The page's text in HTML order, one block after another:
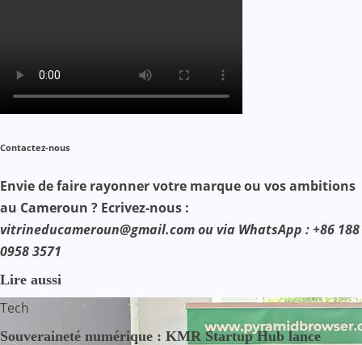
Contactez-nous
Envie de faire rayonner votre marque ou vos ambitions
au Cameroun ? Ecrivez-nous :
vitrineducameroun@gmail.com ou via WhatsApp : +86 188
0958 3571
Lire aussi
Tech
Souveraineté numérique : KMR Startup Hub lance